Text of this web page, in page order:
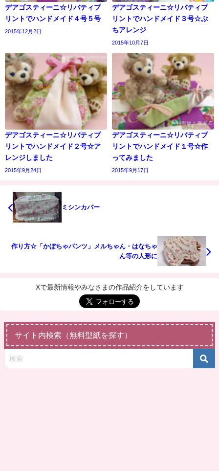
デアゴスティーニ☆リバティプ
リントでハンドメイド４号５号
2015年12月2日
デアゴスティーニ☆リバティプ
リントでハンドメイド３号☆ぷ
ちアレンジ
2015年10月7日
デアゴスティーニ☆リバティプ
リントでハンドメイド２号☆ア
レンジしました
2015年9月24日
デアゴスティーニ☆リバティプ
リントでハンドメイド１号☆作
ってみました
2015年9月17日
ミシンカバー
作り方☆「かぼちゃパンツ」メルちゃん・はなちゃ
ん等の人形に
Xで最新情報やみなさまの作品紹介をしています
サイト内検索（無料型紙を探す）